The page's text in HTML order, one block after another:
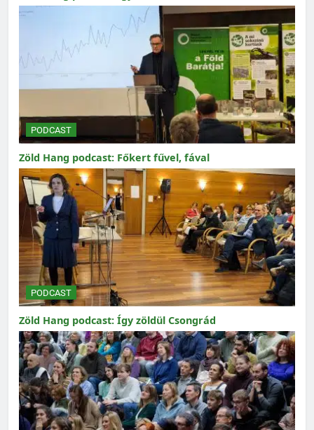
PODCAST
Zöld Hang podcast: Főkert fűvel, fával
PODCAST
Zöld Hang podcast: Így zöldül Csongrád